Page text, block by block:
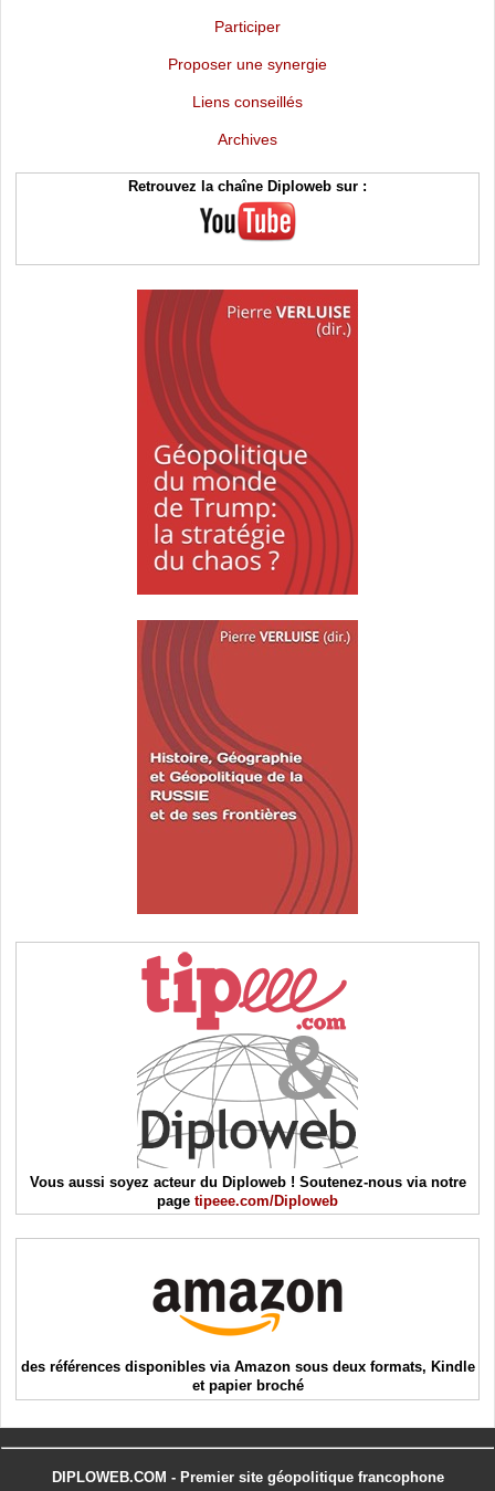
Participer
Proposer une synergie
Liens conseillés
Archives
Retrouvez la chaîne Diploweb sur :
Vous aussi soyez acteur du Diploweb ! Soutenez-nous via notre
page tipeee.com/Diploweb
des références disponibles via Amazon sous deux formats, Kindle
et papier broché
DIPLOWEB.COM - Premier site géopolitique francophone